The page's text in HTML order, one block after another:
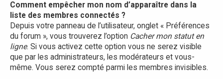
Comment empêcher mon nom d’apparaître dans la
liste des membres connectés ?
Depuis votre panneau de l’utilisateur, onglet « Préférences
du forum », vous trouverez l’option Cacher mon statut en
ligne. Si vous activez cette option vous ne serez visible
que par les administrateurs, les modérateurs et vous-
même. Vous serez compté parmi les membres invisibles.